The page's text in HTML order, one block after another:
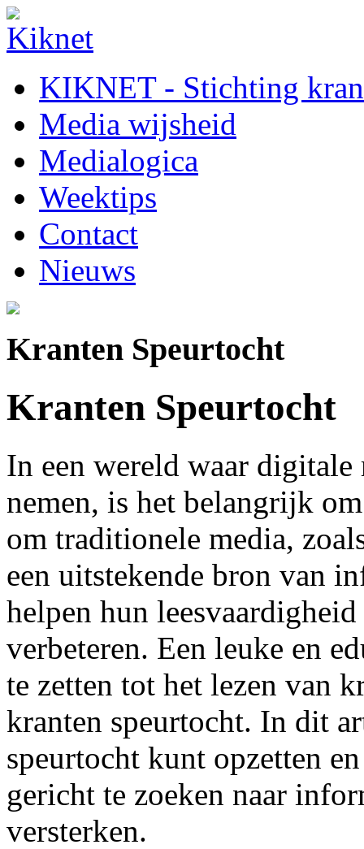
KIKNET - Stichting
Media wijsheid
Medialogica
Weektips
Contact
Nieuws
Kranten Speurtocht
Kranten Speurtocht
In een wereld waar digitale
nemen, is het belangrijk
om traditionele media,
een uitstekende bron van
helpen hun
verbeteren. Een leuke en
te zetten tot het lezen van
kranten speurtocht. In dit
speurtocht kunt opzetten
gericht te zoeken naar
versterken.